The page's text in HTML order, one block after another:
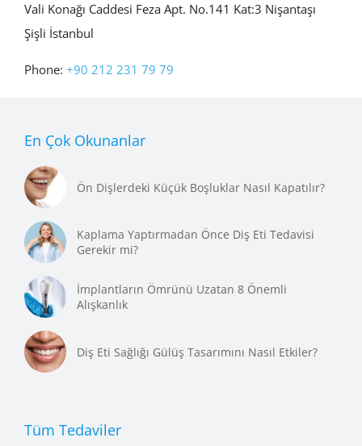
Vali Konağı Caddesi Feza Apt. No.141 Kat:3 Nişantaşı
Şişli İstanbul
Phone: +90 212 231 79 79
En Çok Okunanlar
Ön Dişlerdeki Küçük Boşluklar Nasıl Kapatılır?
Kaplama Yaptırmadan Önce Diş Eti Tedavisi
Gerekir mi?
İmplantların Ömrünü Uzatan 8 Önemli
Alışkanlık
Diş Eti Sağlığı Gülüş Tasarımını Nasıl Etkiler?
Tüm Tedaviler